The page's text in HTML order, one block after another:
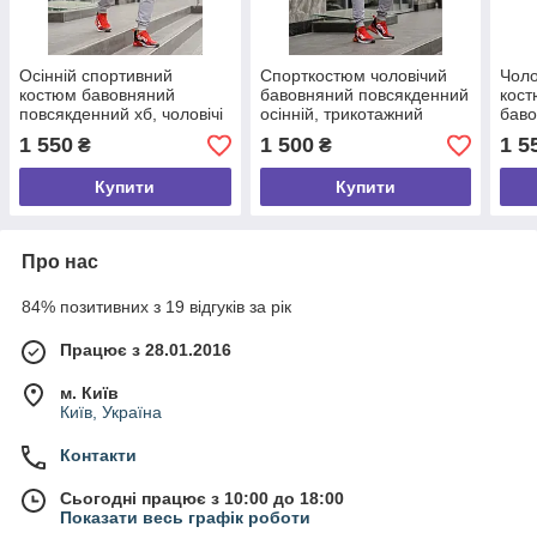
Осінній спортивний
костюм бавовняний
повсякденний хб, чоловічі
трикотажні спортивні
костюми гуртом і в роздріб
1 550 ₴
Купити
Спорткостюм чоловічий
бавовняний повсякденний
осінній, трикотажний
спортивний костюм
чоловічий для прогулянок
і бігу
1 500₴
Купити
1
Про нас
84% позитивних з 19 відгуків за рік
Працює з 28.01.2016
м. Київ
Київ, Україна
Контакти
Сьогодні працює з 10:00 до 18:00
Показати весь графік роботи